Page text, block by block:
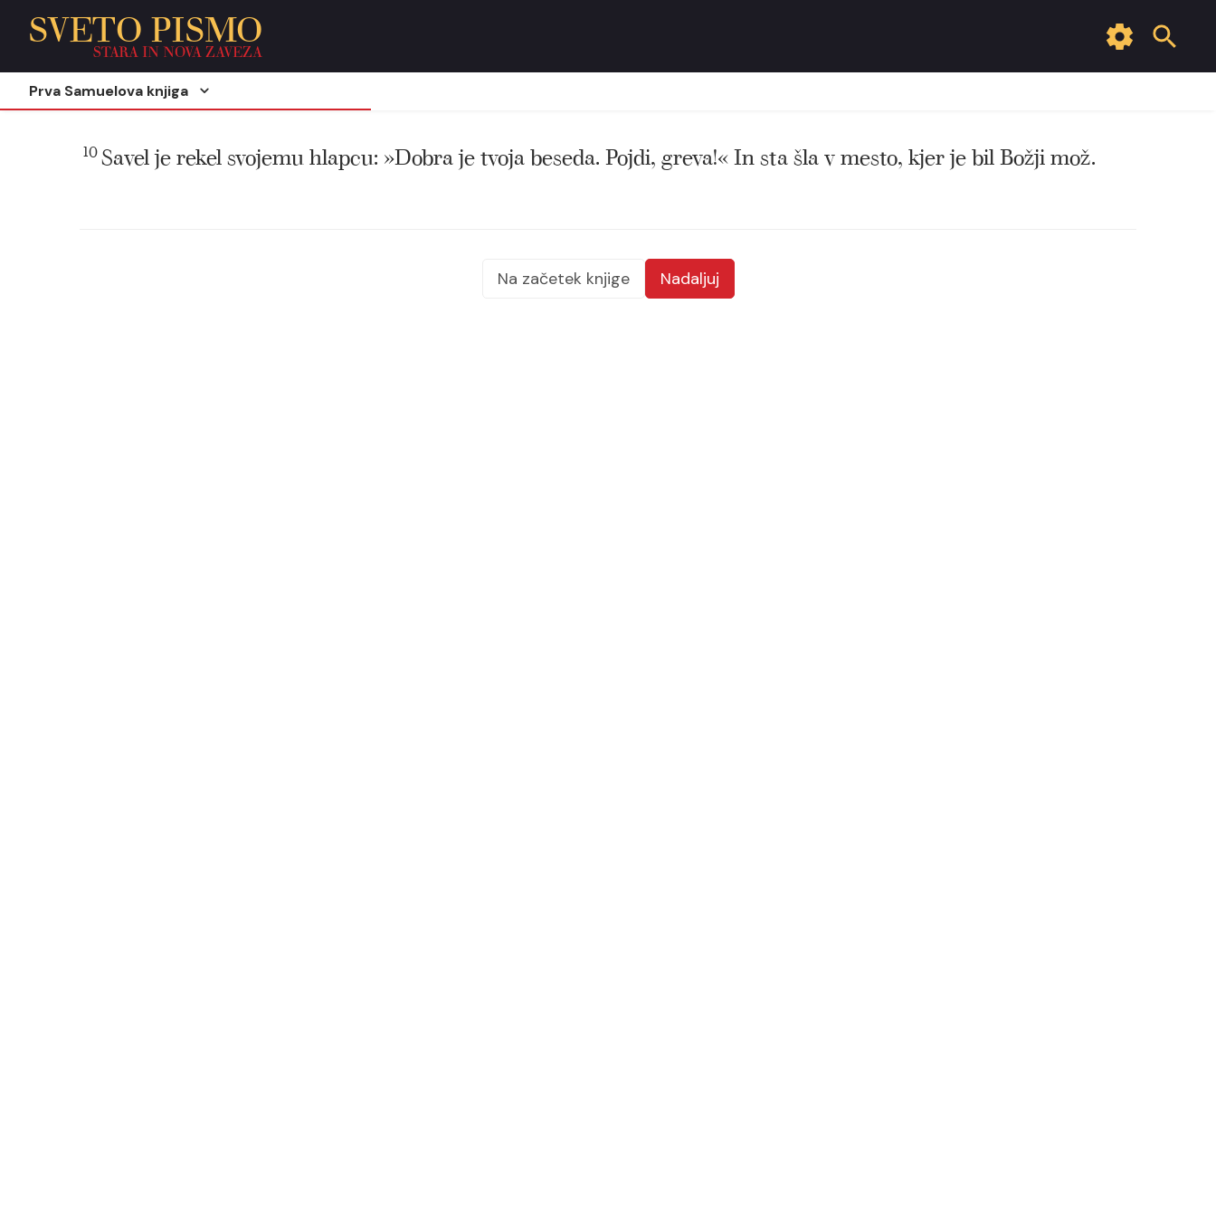
SVETO PISMO
STARA IN NOVA ZAVEZA
Prva Samuelova knjiga
10Savel je rekel svojemu hlapcu: »Dobra je tvoja beseda. Pojdi, greva!« In sta šla v mesto, kjer je bil Božji mož.
Na začetek knjige Nadaljuj